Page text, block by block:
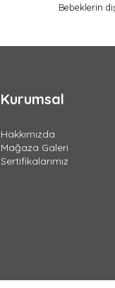
Bebeklerin
Kurumsal
Hakkımızda
Mağaza Galeri
Sertifikalarımız